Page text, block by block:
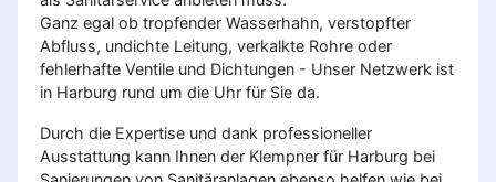
Ganz egal ob tropfender Wasserhahn, verstopfter
Abfluss, undichte Leitung, verkalkte Rohre oder
fehlerhafte Ventile und Dichtungen - Unser Netzwerk ist
in Harburg rund um die Uhr für Sie da.
Durch die Expertise und dank professioneller
Ausstattung kann Ihnen der Klempner für Harburg bei